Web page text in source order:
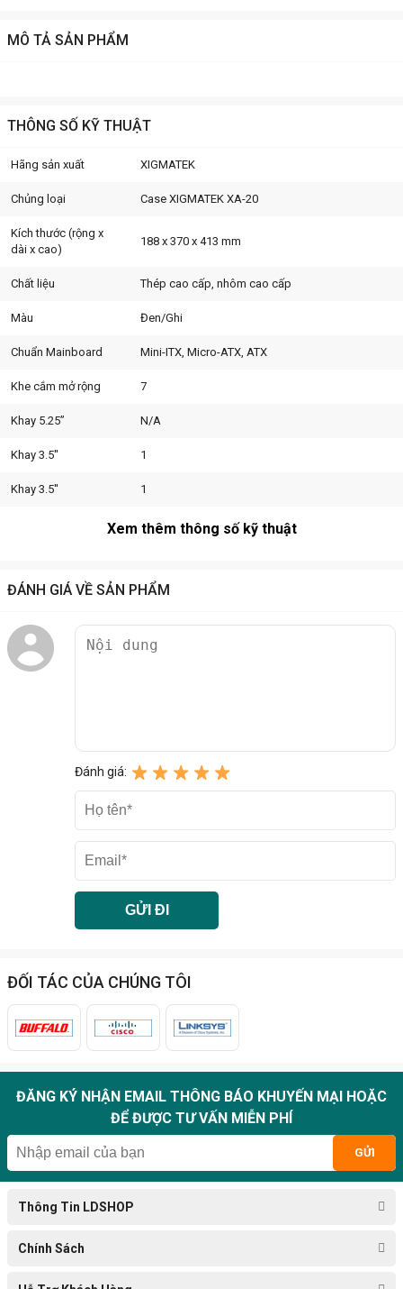
MÔ TẢ SẢN PHẨM
THÔNG SỐ KỸ THUẬT
Hãng sản xuất XIGMATEK
Chủng loại Case XIGMATEK XA-20
Kích thước (rộng x
dài x cao)
188 x 370 x 413 mm
Chất liệu Thép cao cấp, nhôm cao cấp
Màu Đen/Ghi
Chuẩn Mainboard Mini-ITX, Micro-ATX, ATX
Khe cắm mở rộng 7
Khay 5.25” N/A
Khay 3.5'' 1
Khay 3.5'' 1
Xem thêm thông số kỹ thuật
ĐÁNH GIÁ VỀ SẢN PHẨM
Đánh giá:
ĐỐI TÁC CỦA CHÚNG TÔI
ĐĂNG KÝ NHẬN EMAIL THÔNG BÁO KHUYẾN MẠI HOẶC
ĐỂ ĐƯỢC TƯ VẤN MIỄN PHÍ
GỬI
Thông Tin LDSHOP
Chính Sách